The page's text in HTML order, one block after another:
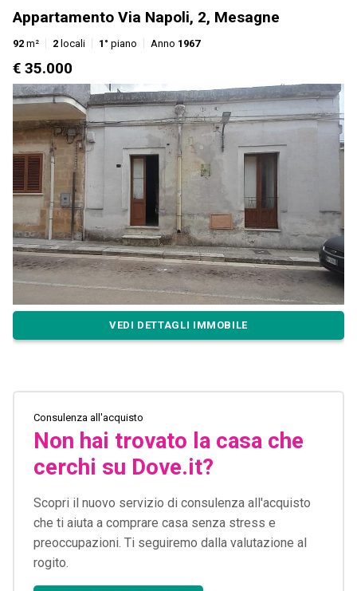
Appartamento Via Napoli, 2, Mesagne
92 m² 2 locali 1° piano Anno 1967
€ 35.000
VEDI DETTAGLI IMMOBILE
Consulenza all'acquisto
Non hai trovato la casa che
cerchi su Dove.it?
Scopri il nuovo servizio di consulenza all'acquisto
che ti aiuta a comprare casa senza stress e
preoccupazioni. Ti seguiremo dalla valutazione al
rogito.